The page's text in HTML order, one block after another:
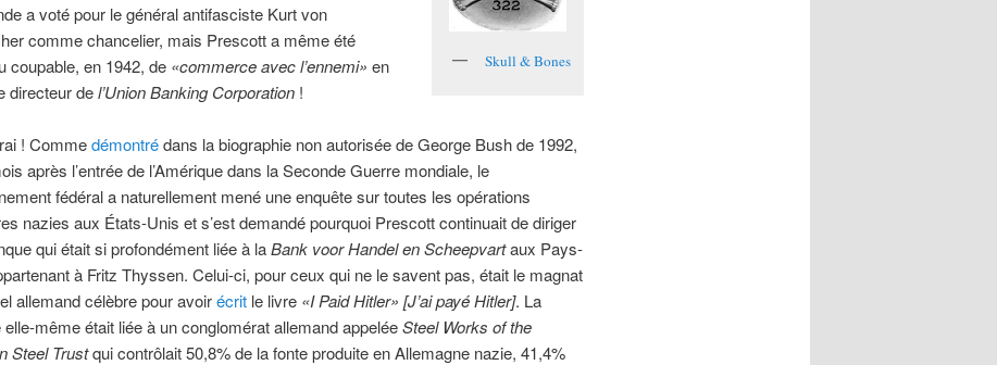
Skull & Bones
a voté pour le général antifasciste Kurt von
comme chancelier, mais Prescott a même été
coupable, en 1942, de «commerce avec l’ennemi» en
directeur del’Union Banking Corporation!
! Commedémontrédans la biographie non autorisée de George Bush de 1992,
après l’entrée de l’Amérique dans la Seconde Guerre mondiale, le
fédéral a naturellement mené une enquête sur toutes les opérations
nazies aux États-Unis et s’est demandé pourquoi Prescott continuait de diriger
qui était si profondément liée à laBank voor Handel en Scheepvartaux Pays-
à Fritz Thyssen. Celui-ci, pour ceux qui ne le savent pas, était le magnat
allemand célèbre pour avoirécritle livre «I Paid Hitler» [J’ai payé Hitler]. La
elle-même était liée à un conglomérat allemand appeléeSteel Works of the
Steel Trustqui contrôlait 50,8% de la fonte produite en Allemagne nazie, 41,4%